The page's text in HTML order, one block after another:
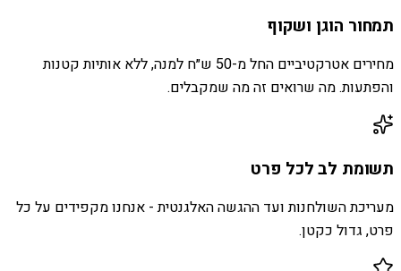
תמחור הוגן ושקוף
מחירים אטרקטיביים החל מ-50 ש״ח למנה, ללא אותיות קטנות
והפתעות. מה שרואים זה מה שמקבלים.
תשומת לב לכל פרט
מעריכת השולחנות ועד ההגשה האלגנטית - אנחנו מקפידים על כל
פרט, גדול כקטן.